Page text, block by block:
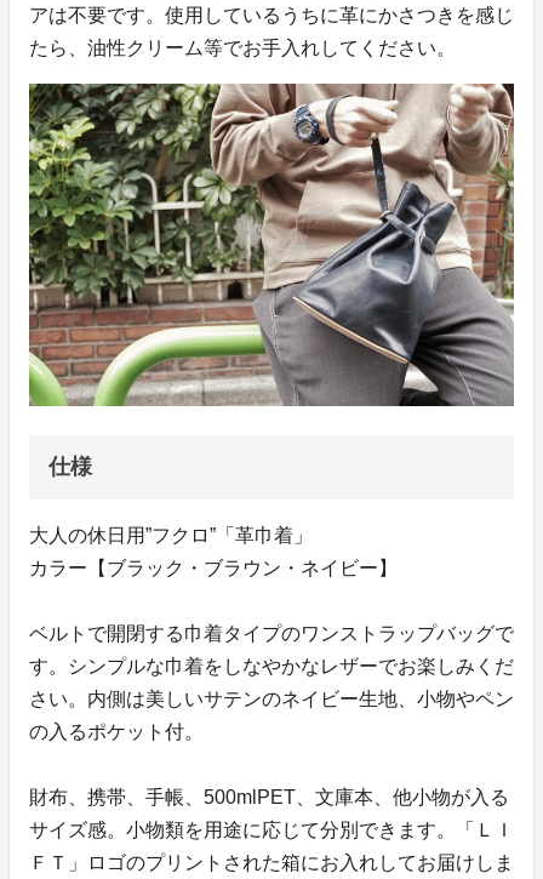
アは不要です。使用しているうちに革にかさつきを感じ
たら、油性クリーム等でお手入れしてください。
仕様
大人の休日用”フクロ”「革巾着」
カラー【ブラック・ブラウン・ネイビー】
ベルトで開閉する巾着タイプのワンストラップバッグで
す。シンプルな巾着をしなやかなレザーでお楽しみくだ
さい。内側は美しいサテンのネイビー生地、小物やペン
の入るポケット付。
財布、携帯、手帳、500mlPET、文庫本、他小物が入る
サイズ感。小物類を用途に応じて分別できます。「ＬＩ
ＦＴ」ロゴのプリントされた箱にお入れしてお届けしま